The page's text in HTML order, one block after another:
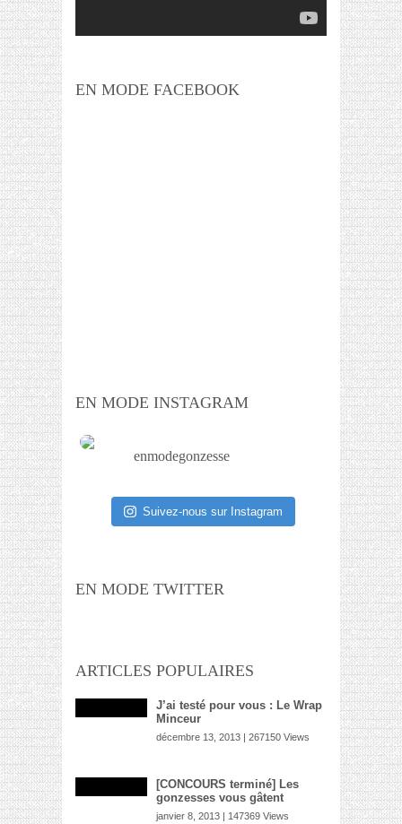
EN MODE FACEBOOK
EN MODE INSTAGRAM
enmodegonzesse
Suivez-nous sur Instagram
EN MODE TWITTER
ARTICLES POPULAIRES
J’ai testé pour vous : Le Wrap
Minceur
décembre 13, 2013 | 267150 Views
[CONCOURS terminé] Les
gonzesses vous gâtent
janvier 8, 2013 | 147369 Views